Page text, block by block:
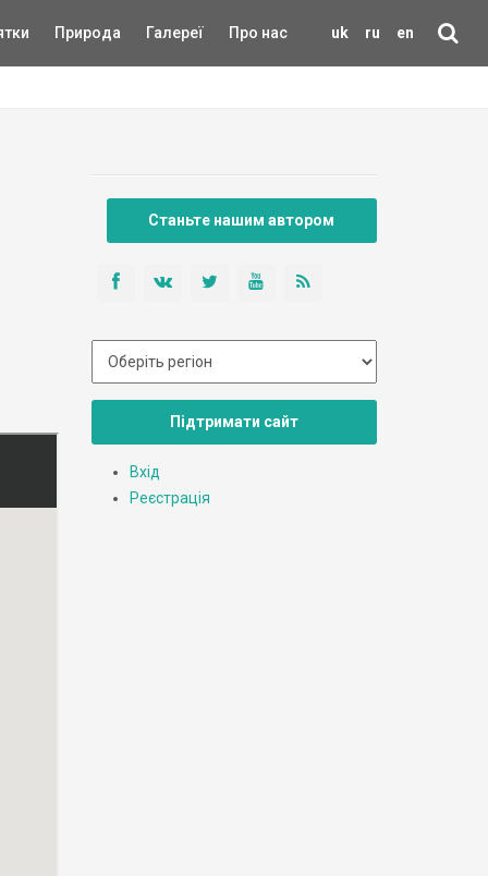
uk ru en
Природа Галереї Про нас
Станьте нашим автором
Підтримати сайт
Вхід
Реєстрація